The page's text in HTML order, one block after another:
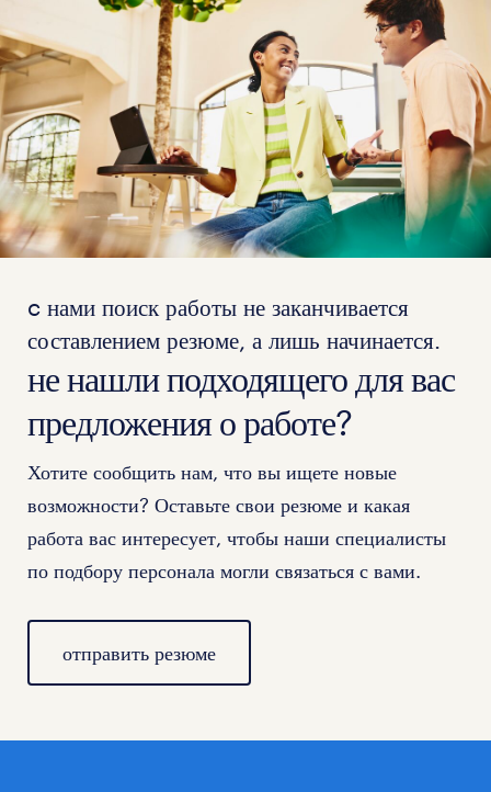
c нами поиск работы не заканчивается
составлением резюме, а лишь начинается.
не нашли подходящего для вас
предложения о работе?
Хотите сообщить нам, что вы ищете новые
возможности? Оставьте свои резюме и какая
работа вас интересует, чтобы наши специалисты
по подбору персонала могли связаться с вами.
отправить резюме